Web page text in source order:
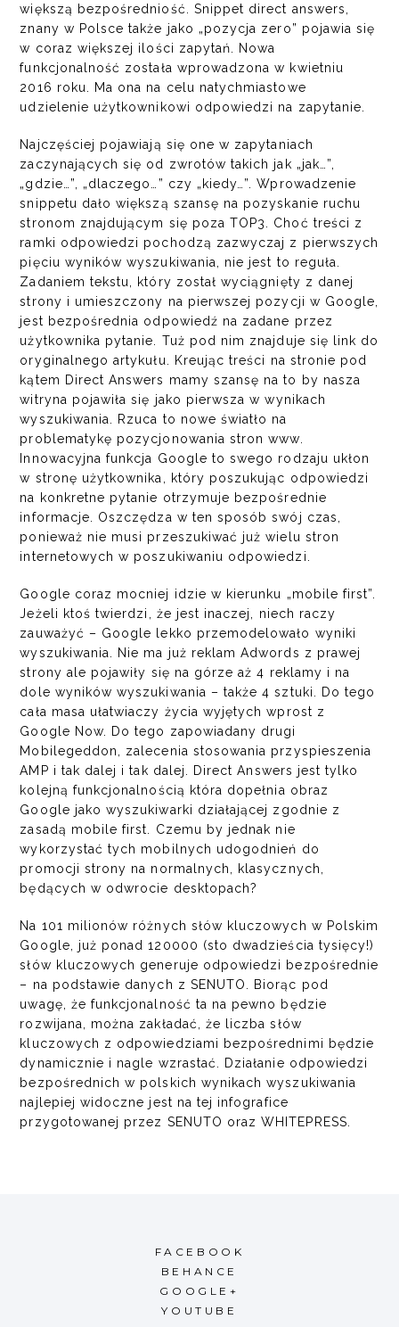
większą bezpośredniość. Snippet direct answers,
znany w Polsce także jako „pozycja zero” pojawia się
w coraz większej ilości zapytań. Nowa
funkcjonalność została wprowadzona w kwietniu
2016 roku. Ma ona na celu natychmiastowe
udzielenie użytkownikowi odpowiedzi na zapytanie.
Najczęściej pojawiają się one w zapytaniach
zaczynających się od zwrotów takich jak „jak…”,
„gdzie…”, „dlaczego…” czy „kiedy…”. Wprowadzenie
snippetu dało większą szansę na pozyskanie ruchu
stronom znajdującym się poza TOP3. Choć treści z
ramki odpowiedzi pochodzą zazwyczaj z pierwszych
pięciu wyników wyszukiwania, nie jest to reguła.
Zadaniem tekstu, który został wyciągnięty z danej
strony i umieszczony na pierwszej pozycji w Google,
jest bezpośrednia odpowiedź na zadane przez
użytkownika pytanie. Tuż pod nim znajduje się link do
oryginalnego artykułu. Kreując treści na stronie pod
kątem Direct Answers mamy szansę na to by nasza
witryna pojawiła się jako pierwsza w wynikach
wyszukiwania. Rzuca to nowe światło na
problematykę pozycjonowania stron www
Innowacyjna funkcja Google to swego rodzaju ukłon
w stronę użytkownika, który poszukując odpowiedzi
na konkretne pytanie otrzymuje bezpośrednie
informacje. Oszczędza w ten sposób swój czas,
ponieważ nie musi przeszukiwać już wielu stron
internetowych w poszukiwaniu odpowiedzi.
Google coraz mocniej idzie w kierunku „mobile first”.
Jeżeli ktoś twierdzi, że jest inaczej, niech raczy
zauważyć – Google lekko przemodelowało wyniki
wyszukiwania. Nie ma już reklam Adwords z prawej
strony ale pojawiły się na górze aż 4 reklamy i na
dole wyników wyszukiwania – także 4 sztuki. Do tego
cała masa ułatwiaczy życia wyjętych wprost z
Google Now. Do tego zapowiadany drugi
Mobilegeddon, zalecenia stosowania przyspieszenia
AMP i tak dalej i tak dalej. Direct Answers jest tylko
kolejną funkcjonalnością która dopełnia obraz
Google jako wyszukiwarki działającej zgodnie z
zasadą mobile first. Czemu by jednak nie
wykorzystać tych mobilnych udogodnień do
promocji strony na normalnych, klasycznych,
będących w odwrocie desktopach?
Na 101 milionów różnych słów kluczowych w Polskim
Google, już ponad 120000 (sto dwadzieścia tysięcy!)
słów kluczowych generuje odpowiedzi bezpośrednie
– na podstawie danych z SENUTO. Biorąc pod
uwagę, że funkcjonalność ta na pewno będzie
rozwijana, można zakładać, że liczba słów
kluczowych z odpowiedziami bezpośrednimi będzie
dynamicznie i nagle wzrastać. Działanie odpowiedzi
bezpośrednich w polskich wynikach wyszukiwania
najlepiej widoczne jest na tej infografice
przygotowanej przez SENUTO oraz WHITEPRESS.
FACEBOOK
BEHANCE
GOOGLE+
YOUTUBE